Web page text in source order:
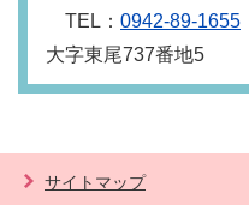
TEL： 0942‐89‐1655
大字東尾737番地5
サイトマップ